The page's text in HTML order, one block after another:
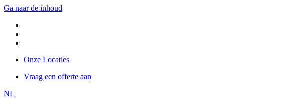
Ga naar de inhoud
Onze Locaties
Vraag een offerte aan
NL